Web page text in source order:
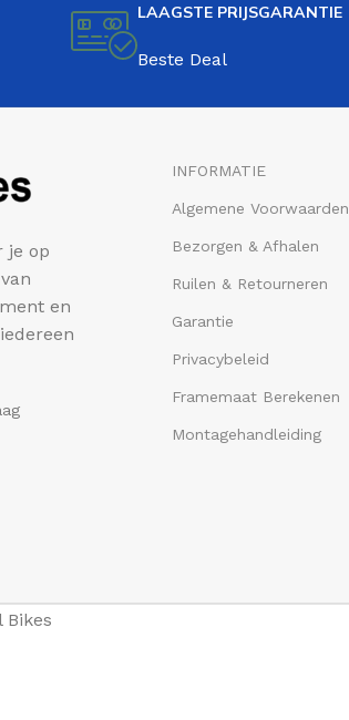
LAAGSTE PRIJSGARANTIE
Beste Deal
je op
en
INFORMATIE
Algemene Voorwaarden
Bezorgen & Afhalen
Ruilen & Retourneren
Garantie
Privacybeleid
Framemaat Berekenen
Montagehandleiding
Bikes